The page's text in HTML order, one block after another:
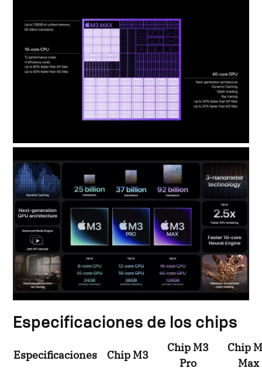
Especificaciones de los chips
Especificaciones Chip M3
Chip M3
Pro
Chip
Max